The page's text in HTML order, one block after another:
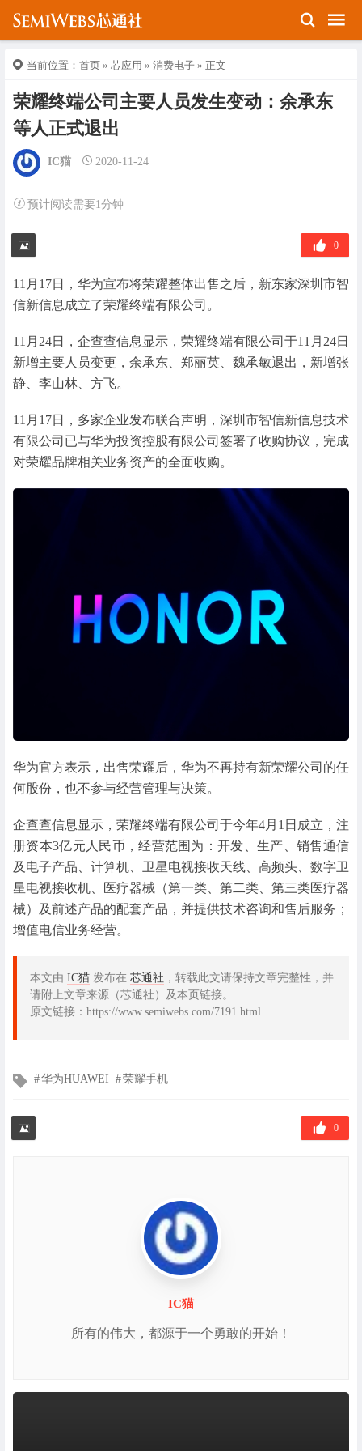
当前位置： 首页 » 芯应用 » 消费电子 » 正文
荣耀终端公司主要人员发生变动：余承东
等人正式退出
IC猫 2020-11-24
预计阅读需要1分钟
0
11月17日，华为宣布将荣耀整体出售之后，新东家深圳市智
信新信息成立了荣耀终端有限公司。
11月24日，企查查信息显示，荣耀终端有限公司于11月24日
新增主要人员变更，余承东、郑丽英、魏承敏退出，新增张
静、李山林、方飞。
11月17日，多家企业发布联合声明，深圳市智信新信息技术
有限公司已与华为投资控股有限公司签署了收购协议，完成
对荣耀品牌相关业务资产的全面收购。
华为官方表示，出售荣耀后，华为不再持有新荣耀公司的任
何股份，也不参与经营管理与决策。
企查查信息显示，荣耀终端有限公司于今年4月1日成立，注
册资本3亿元人民币，经营范围为：开发、生产、销售通信
及电子产品、计算机、卫星电视接收天线、高频头、数字卫
星电视接收机、医疗器械（第一类、第二类、第三类医疗器
械）及前述产品的配套产品，并提供技术咨询和售后服务；
增值电信业务经营。
本文由 IC猫 发布在 芯通社 ，转载此文请保持文章完整性，并
请附上文章来源（芯通社）及本页链接。
原文链接：https://www.semiwebs.com/7191.html
文
签
华为HUAWEI 荣耀手机
0
IC猫
所有的伟大，都源于一个勇敢的开始！